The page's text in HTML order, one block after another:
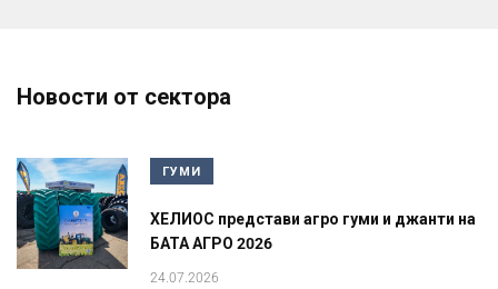
Новости от сектора
ГУМИ
ХЕЛИОС представи агро гуми и джанти на
БАТА АГРО 2026
24.07.2026